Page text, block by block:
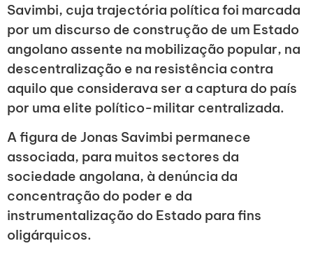
Savimbi, cuja trajectória política foi marcada
por um discurso de construção de um Estado
angolano assente na mobilização popular, na
descentralização e na resistência contra
aquilo que considerava ser a captura do país
por uma elite político-militar centralizada.
A figura de Jonas Savimbi permanece
associada, para muitos sectores da
sociedade angolana, à denúncia da
concentração do poder e da
instrumentalização do Estado para fins
oligárquicos.